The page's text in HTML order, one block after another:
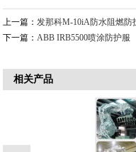
上一篇： 发那科M-10iA防水阻燃防
下一篇： ABB IRB5500喷涂防护服
相关产品